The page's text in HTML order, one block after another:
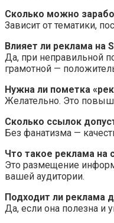
Сколько можно
Зависит от тематики,
Влияет ли реклама на
Да, при неправильной
грамотной —
Нужна ли пометка
Желательно. Это
Сколько ссылок
Без фанатизма —
Что такое реклама на
Это размещение
вашей аудитории.
Подходит ли реклама
Да, если она полезна и